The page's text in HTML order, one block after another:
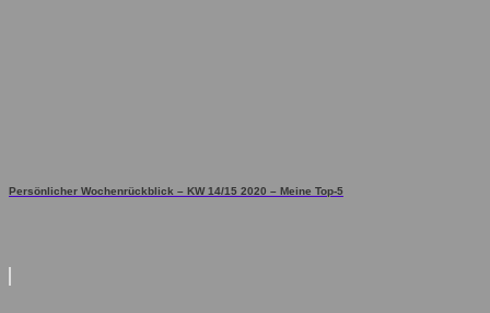
Persönlicher Wochenrückblick – KW 14/15 2020 – Meine Top-5